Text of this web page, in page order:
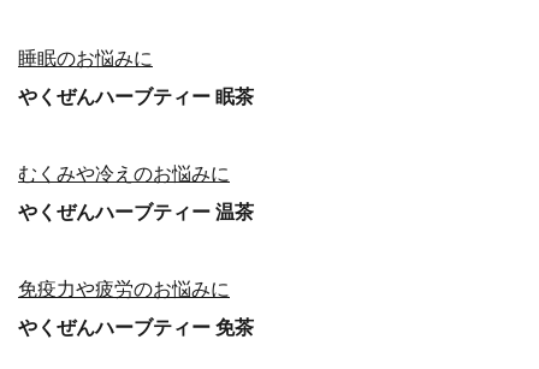
睡眠のお悩みに
やくぜんハーブティー 眠茶
むくみや冷えのお悩みに
やくぜんハーブティー 温茶
免疫力や疲労のお悩みに
やくぜんハーブティー 免茶